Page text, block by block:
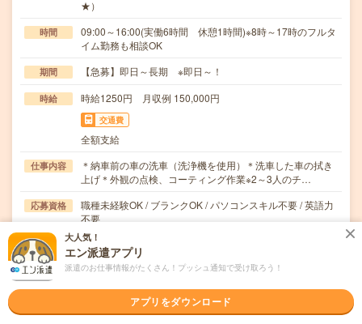
★）
時間
09:00～16:00(実働6時間 休憩1時間)※8時～17時のフルタ
イム勤務も相談OK
期間 【急募】即日～長期 ※即日～！
時給 時給1250円 月収例 150,000円
交通費
全額支給
仕事内容
＊納車前の車の洗車（洗浄機を使用）＊洗車した車の拭き
上げ＊外観の点検、コーティング作業※2～3人のチ…
応募資格
職種未経験OK / ブランクOK / パソコンスキル不要 / 英語力
不要
立ち仕事に抵抗がない方
職場の雰囲気
20代
30代 40代 50代 60代
大人気！
エン派遣アプリ
派遣のお仕事情報がたくさん！プッシュ通知で受け取ろう！
アプリをダウンロード